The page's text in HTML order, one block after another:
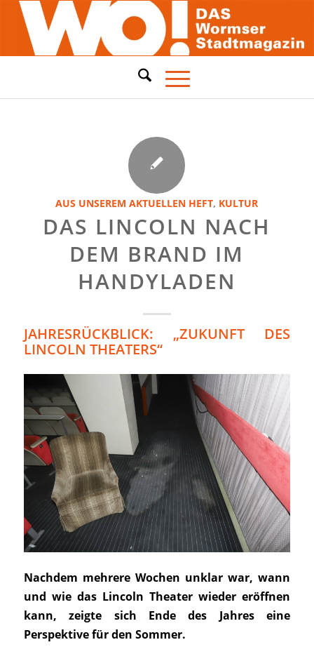
AUS UNSEREM AKTUELLEN HEFT, KULTUR
DAS LINCOLN NACH
DEM BRAND IM
HANDYLADEN
JAHRESRÜCKBLICK: „ZUKUNFT DES
LINCOLN THEATERS“
Nachdem mehrere Wochen unklar war, wann
und wie das Lincoln Theater wieder eröffnen
kann, zeigte sich Ende des Jahres eine
Perspektive für den Sommer.